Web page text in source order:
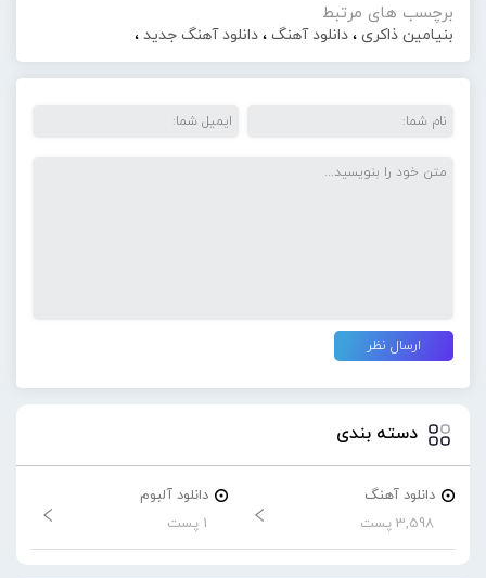
برچسب های مرتبط
بنیامین ذاکری ، دانلود آهنگ ، دانلود آهنگ جدید ،
دسته بندی
دانلود آهنگ
3,598 پست
دانلود آلبوم
1 پست